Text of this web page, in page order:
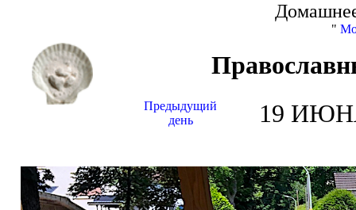
"
Предыдущий
день
19